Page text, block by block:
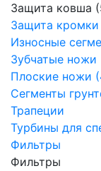
Защита ковша
Защита кромки
Износные
Зубчатые ножи
Плоские ножи
Сегменты
Трапеции
Турбины для
Фильтры
Фильтры